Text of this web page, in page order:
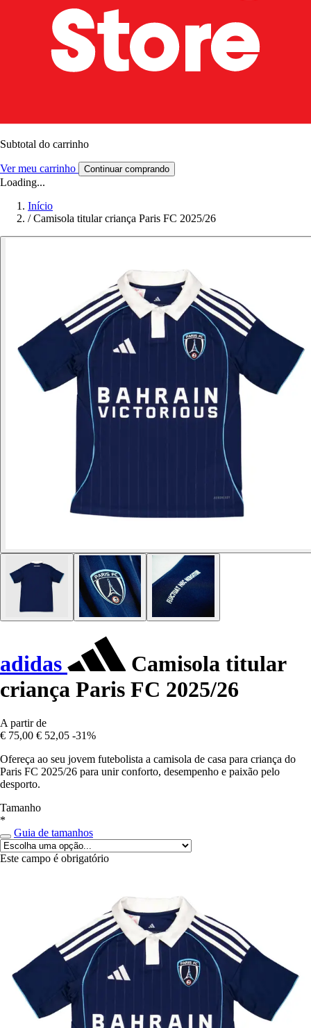
Subtotal do carrinho
Ver meu carrinho Continuar comprando
Loading...
Início
/ Camisola titular criança Paris FC 2025/26
adidas
Camisola titular
criança Paris FC 2025/26
A partir de
€ 75,00 € 52,05 -31%
Ofereça ao seu jovem futebolista a camisola de casa para criança do
Paris FC 2025/26 para unir conforto, desempenho e paixão pelo
desporto.
Tamanho
*
Guia de tamanhos
Este campo é obrigatório